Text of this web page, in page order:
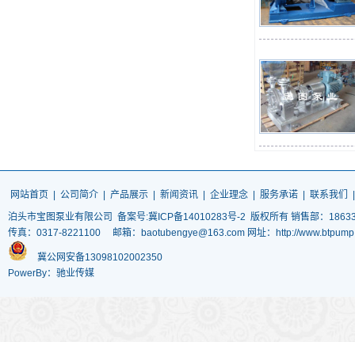
网站首页 公司简介 产品展示 新闻资讯 企业理念 服务承诺 联系我们
泊头市宝图泵业有限公司
备案号:冀ICP备14010283号-2 版权所有 销售部：
传真：0317-8221100 邮箱：baotubengye@163.com 网址：http://
冀公网安备13098102002350
PowerBy：驰业传媒